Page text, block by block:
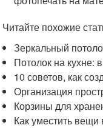
Читайте похожие
Зеркальный
Потолок на кухне:
10 советов, как
Организация
Корзины для
Как уместить